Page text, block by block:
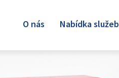
O nás Nabídka služeb